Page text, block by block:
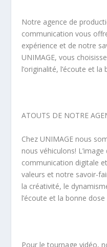
Notre agence de
communication vous
expérience et de notre
UNIMAGE, vous
l’originalité, l’écoute et
ATOUTS DE NOTRE
Chez UNIMAGE nous
nous véhiculons!
communication digitale
valeurs et notre savoir-
la créativité, le
l’écoute et la bonne dose
Pour le tournage vidéo,